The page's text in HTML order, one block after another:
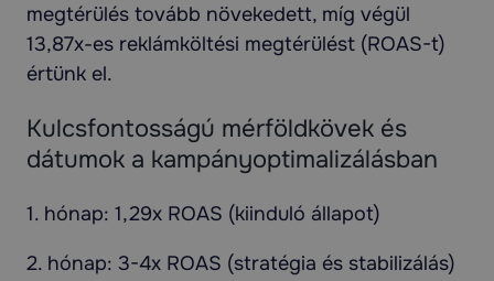
megtérülés tovább növekedett, míg végül
13,87x-es reklámköltési megtérülést (ROAS-t)
értünk el.
Kulcsfontosságú mérföldkövek és
dátumok a kampányoptimalizálásban
1. hónap: 1,29x ROAS (kiinduló állapot)
2. hónap: 3-4x ROAS (stratégia és stabilizálás)